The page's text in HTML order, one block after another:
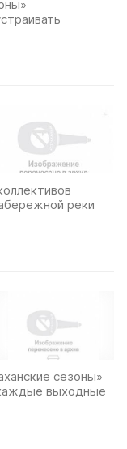
реки
сезоны»
выходные